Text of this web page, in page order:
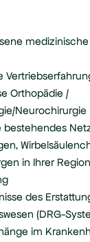
Orthopädie /
Neurochirurgie
bestehendes
in Ihrer Region
des
(DRG-
im